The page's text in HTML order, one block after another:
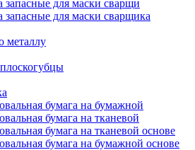
запасные для маски сварщи
запасные для маски сварщика
бумага на бумажной
бумага на тканевой
бумага на тканевой основе
бумага на бумажной основе